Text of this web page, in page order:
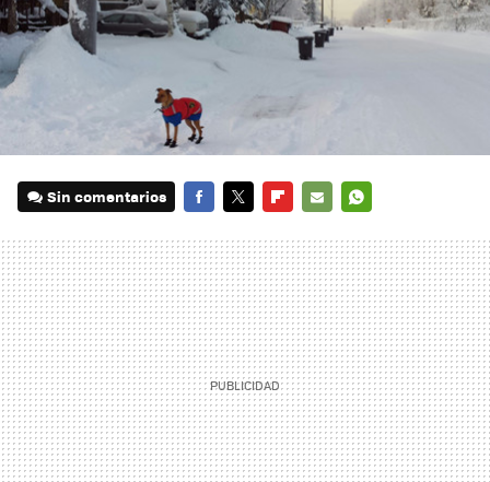
Sin comentarios
MAIL